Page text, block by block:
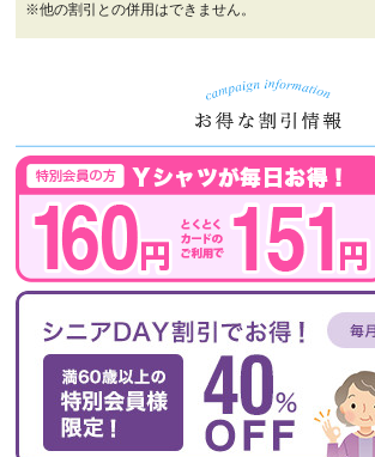
※他の割引との併用はできません。